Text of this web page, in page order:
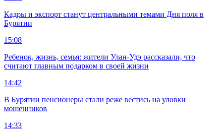
Кадры и экспорт станут центральными темами Дня поля в
Бурятии
15:08
Ребенок, жизнь, семья: жители Улан-Удэ рассказали, что
считают главным подарком в своей жизни
14:42
В Бурятии пенсионеры стали реже вестись на уловки
мошенников
14:33